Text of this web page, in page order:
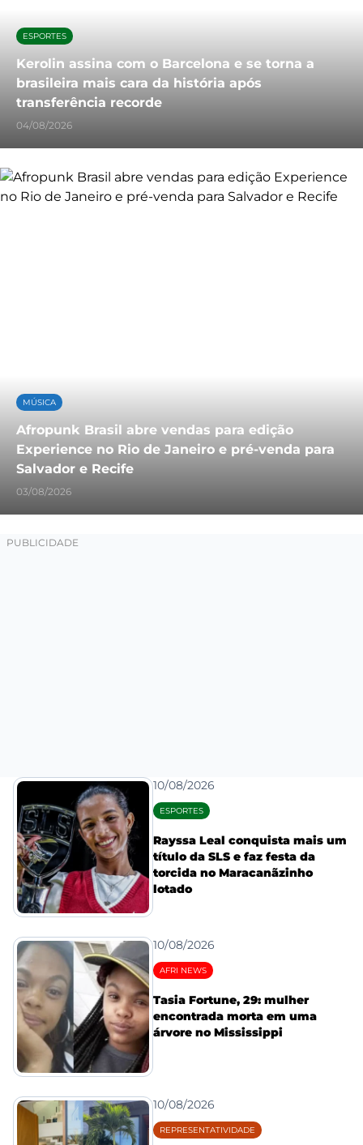
ESPORTES
Kerolin assina com o Barcelona e se torna a
brasileira mais cara da história após
transferência recorde
04/08/2026
MÚSICA
Afropunk Brasil abre vendas para edição
Experience no Rio de Janeiro e pré-venda para
Salvador e Recife
03/08/2026
10/08/2026
ESPORTES
Rayssa Leal conquista mais um
título da SLS e faz festa da
torcida no Maracanãzinho
lotado
10/08/2026
AFRI NEWS
Tasia Fortune, 29: mulher
encontrada morta em uma
árvore no Mississippi
10/08/2026
REPRESENTATIVIDADE